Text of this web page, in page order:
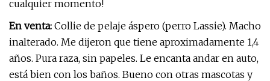
cualquier momento!
En venta: Collie de pelaje áspero (perro Lassie). Macho
inalterado. Me dijeron que tiene aproximadamente 1,4
años. Pura raza, sin papeles. Le encanta andar en auto,
está bien con los baños. Bueno con otras mascotas y